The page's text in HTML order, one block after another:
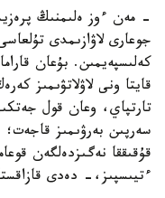
- مەن ءوز ەلىمنىڭ
جوعارى لاۋازىمدى
كەلىسپەيمىن. بۇعان
قايتا ونى لاۋلاتۋىمىز
تارتپاي، وعان قول
سەرپىن بەرۋىمىز قاجەت؛
قۇقىققا نەگىزدەلگەن
ءتيىسپىز،- دەدى